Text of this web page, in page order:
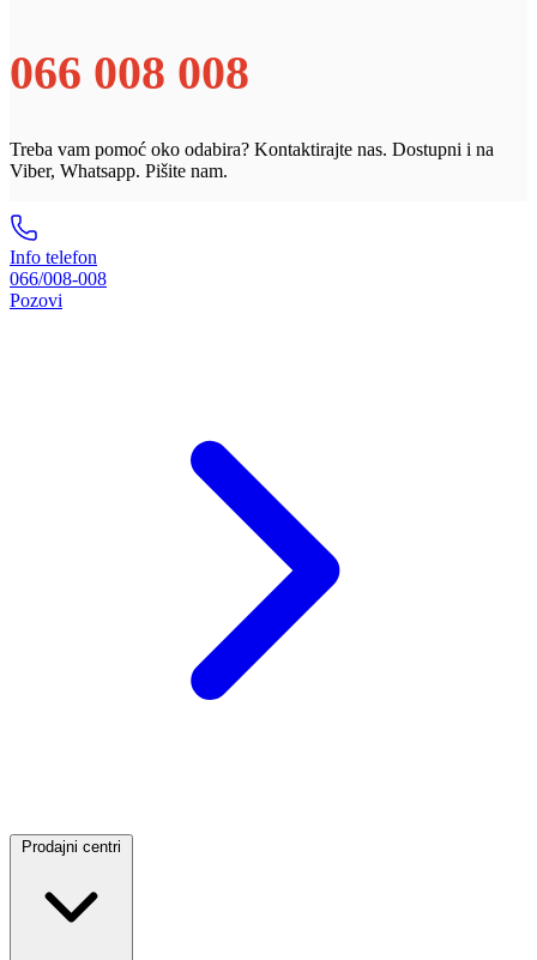
066 008 008
Treba vam pomoć oko odabira? Kontaktirajte nas. Dostupni i na
Viber, Whatsapp. Pišite nam.
Info telefon
066/008-008
Pozovi
Prodajni centri